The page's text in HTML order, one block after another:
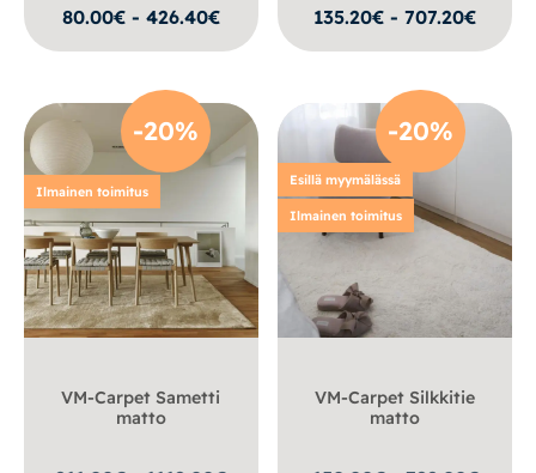
80.00€ - 426.40€
135.20€ - 707.20€
-20%
Ilmainen toimitus
VM-Carpet Sametti
matto
-20%
Esillä myymälässä
Ilmainen toimitus
VM-Carpet Silkkitie
matto